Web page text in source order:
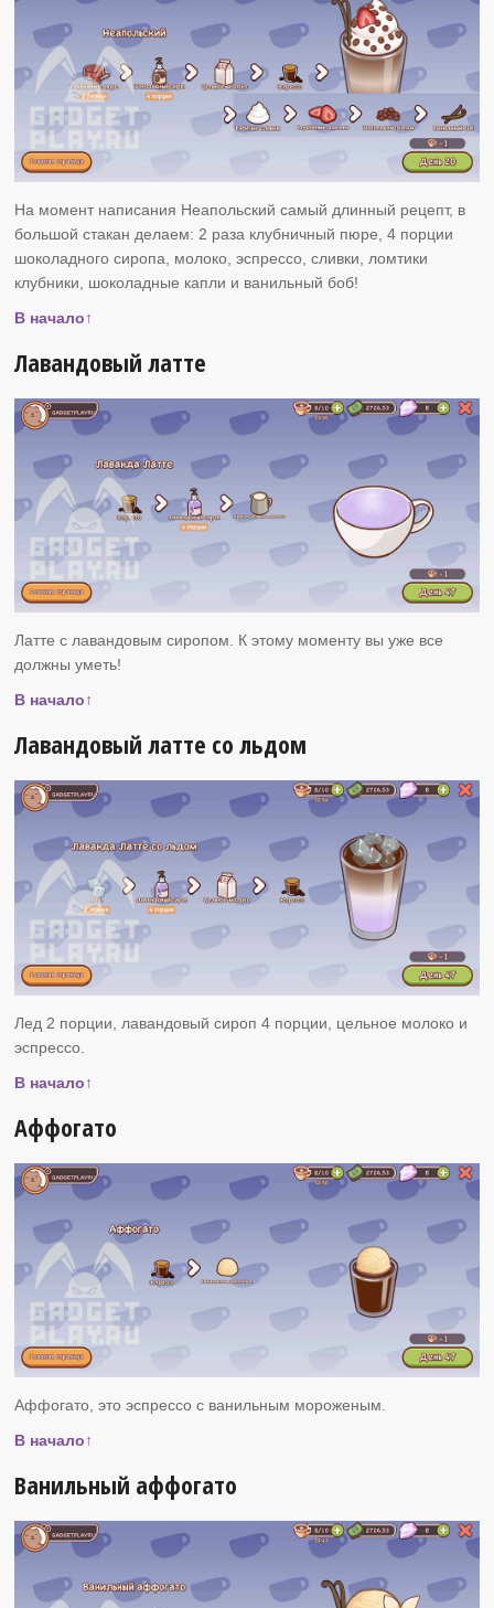
На момент написания Неапольский самый длинный рецепт, в
большой стакан делаем: 2 раза клубничный пюре, 4 порции
шоколадного сиропа, молоко, эспрессо, сливки, ломтики
клубники, шоколадные капли и ванильный боб!
В начало↑
Лавандовый латте
Латте с лавандовым сиропом. К этому моменту вы уже все
должны уметь!
В начало↑
Лавандовый латте со льдом
Лед 2 порции, лавандовый сироп 4 порции, цельное молоко и
эспрессо.
В начало↑
Аффогато
Аффогато, это эспрессо с ванильным мороженым.
В начало↑
Ванильный аффогато